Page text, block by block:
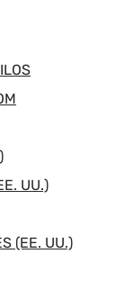
UU.)
(EE. UU.)